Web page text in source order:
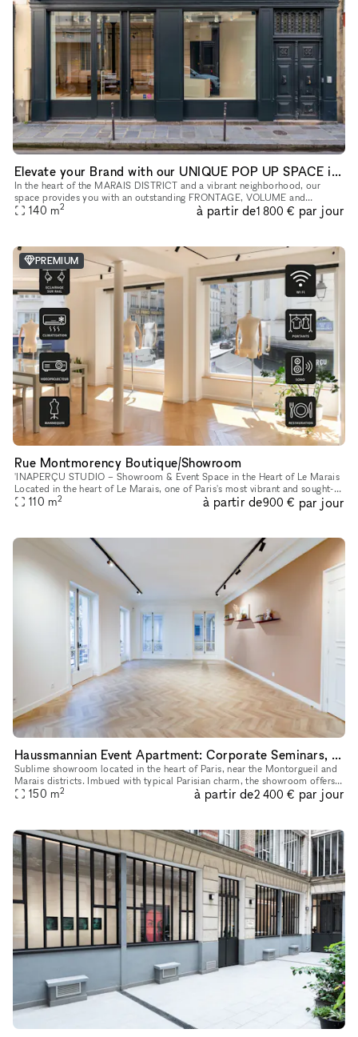
Elevate your Brand with our UNIQUE POP UP SPACE in PARIS Marais
In the heart of the MARAIS DISTRICT and a vibrant neighborhood, our
space provides you with an outstanding FRONTAGE, VOLUME and
ARCHITECTURE. The location is very interesting as it is on a real sho
140 m2 à partir de1 800 € par jour
PREMIUM
Rue Montmorency Boutique/Showroom
'INAPERÇU STUDIO – Showroom & Event Space in the Heart of Le Marais
Located in the heart of Le Marais, one of Paris's most vibrant and sought-
after neighborhoods, L'INAPERÇU STUDIO is a versatile ve
110 m2 à partir de900 € par jour
Haussmannian Event Apartment: Corporate Seminars, Conferences, Showrooms...
Sublime showroom located in the heart of Paris, near the Montorgueil and
Marais districts. Imbued with typical Parisian charm, the showroom offers
an incomparable showcase. You can rent it to highlig
150 m2 à partir de2 400 € par jour